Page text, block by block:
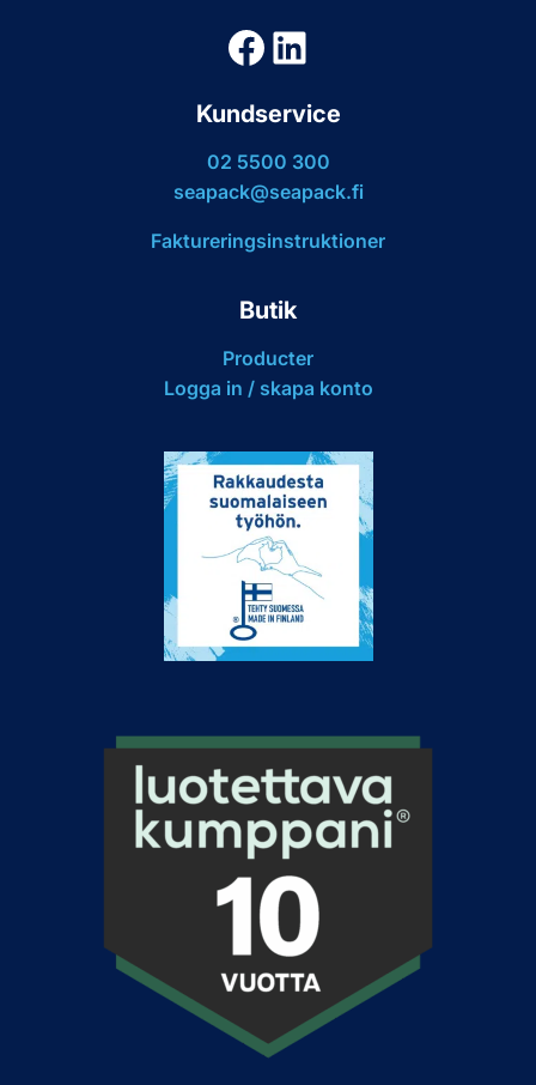
Facebook
LinkedIn
Kundservice
02 5500 300
seapack@seapack.fi
Faktureringsinstruktioner
Butik
Producter
Logga in / skapa konto